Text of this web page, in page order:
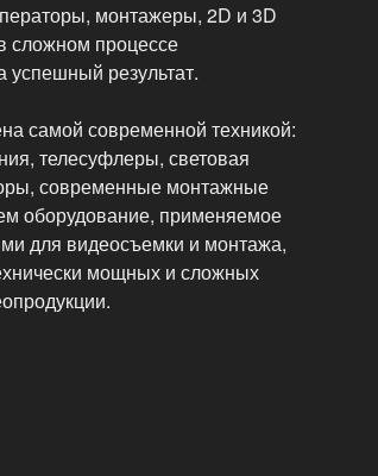
монтажеры, 2D и 3D
сложном процессе
успешный результат.
самой современной техникой:
телесуфлеры, световая
современные монтажные
оборудование, применяемое
для видеосъемки и монтажа,
мощных и сложных